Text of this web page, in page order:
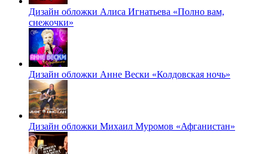
Дизайн обложки Алиса Игнатьева «Полно вам,
снежочки»
Дизайн обложки Анне Вески «Колдовская ночь»
Дизайн обложки Михаил Муромов «Афганистан»